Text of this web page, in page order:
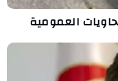
العمومية